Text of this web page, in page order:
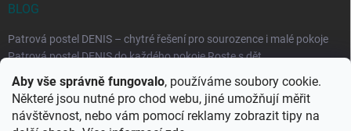
Aby vše správně fungovalo, používáme soubory cookie.
Některé jsou nutné pro chod webu, jiné umožňují měřit
návštěvnost, nebo vám pomocí reklamy zobrazit tipy na
BLOG
Patrová postel DENIS – chytré řešení pro sourozence i malé pokoje
Patrová postel DENIS do každého pokoje Roste s dět...
Rozkládací postele RELAX – ideální řešení pro malé prostory i
každodenní spaní
Rozkládací postel, která se přizpůsobí vašemu živo...